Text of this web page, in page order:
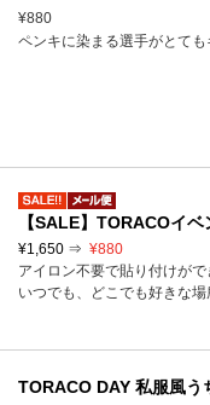
¥880
ペンキに染まる選手がとて
【SALE】TORACOイ
¥1,650 ⇒ ¥880
アイロン不要で貼り付けが
いつでも、どこでも好きな場
TORACO DAY 私服風う